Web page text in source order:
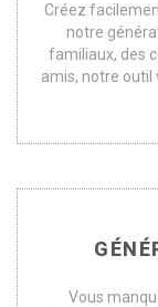
Créez
notre
familiaux, des
amis, notre outil
Vous